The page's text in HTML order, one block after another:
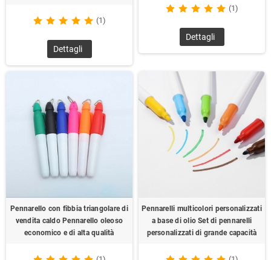
(1)
Dettagli
(1)
Dettagli
Pennarello con fibbia triangolare di
vendita caldo Pennarello oleoso
economico e di alta qualità
Pennarelli multicolori personalizzati
a base di olio Set di pennarelli
personalizzati di grande capacità